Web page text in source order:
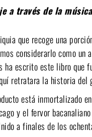
a través de la
que recoge una
considerarlo como
ha escrito este libro que
retratara la historia
está inmortalizado
y el fervor
a finales de los